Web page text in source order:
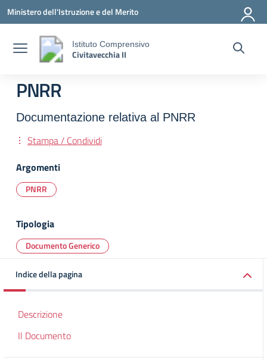
Vai ai contenuti
Vai al menu di navigazione
Vai al footer
Ministero dell'Istruzione e del Merito
Istituto Comprensivo
Civitavecchia II
PNRR
Documentazione relativa al PNRR
Stampa / Condividi
Argomenti
PNRR
Tipologia
Documento Generico
Indice della pagina
Descrizione
Il Documento